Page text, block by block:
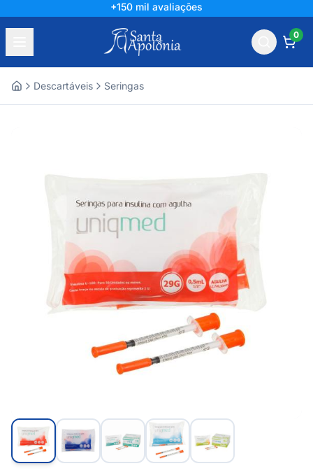
+150 mil avaliações
0
Descartáveis Seringas